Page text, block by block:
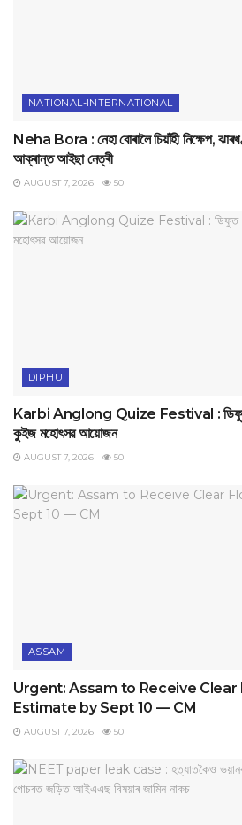
NATIONAL-INTERNATIONAL
Neha Bora : নেহা বোৰালৈ চিয়াঁহী নিক্ষেপ,
আক্ৰান্ত আইছা নেত্ৰী
AUGUST 7, 2026 50
DIPHU
Karbi Anglong Quize Festival : ডিফুত
কুইজ মহোৎসৱ আয়োজন
AUGUST 7, 2026 50
ASSAM
Urgent: Assam to Receive Clear
Estimate by Sept 10 — CM
AUGUST 7, 2026 50